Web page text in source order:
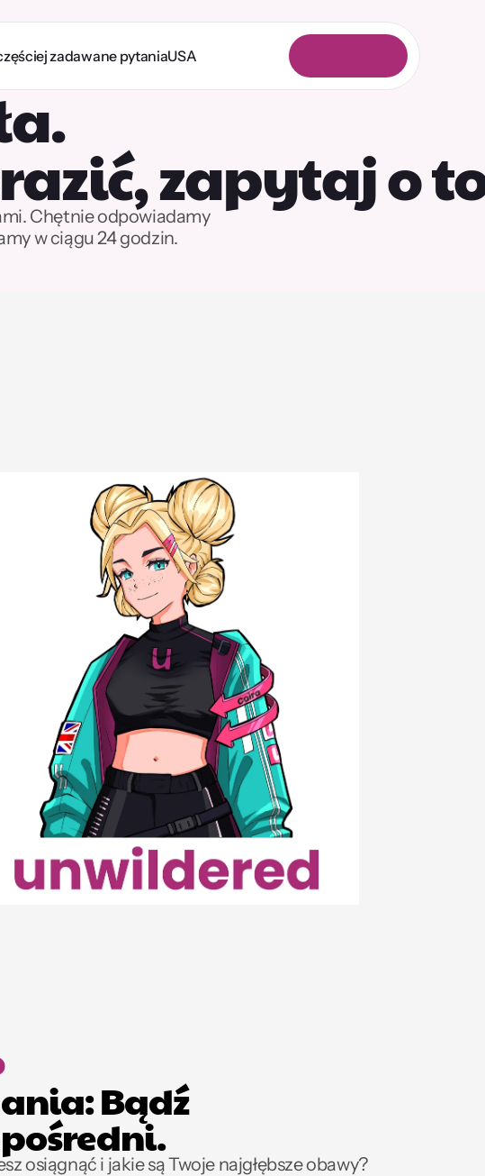
zadawane pytaniaUSA
zapytaj o
Chętnie odpowiadamy
w ciągu 24 godzin.
Bądź
osiągnąć i jakie są Twoje najgłębsze obawy?